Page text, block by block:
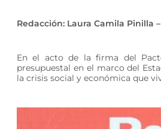
Redacción: Laura Camila Pinilla
En el acto de la firma del
presupuestal en el marco del
la crisis social y económica que